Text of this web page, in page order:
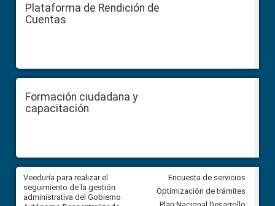
Plataforma de Rendición de
Cuentas
Formación ciudadana y
capacitación
Veeduría para realizar el
seguimiento de la gestión
administrativa del Gobierno
Veeduría para vigilar los
derivados de la Audiencia
Encuesta de servicios
Optimización de trámites